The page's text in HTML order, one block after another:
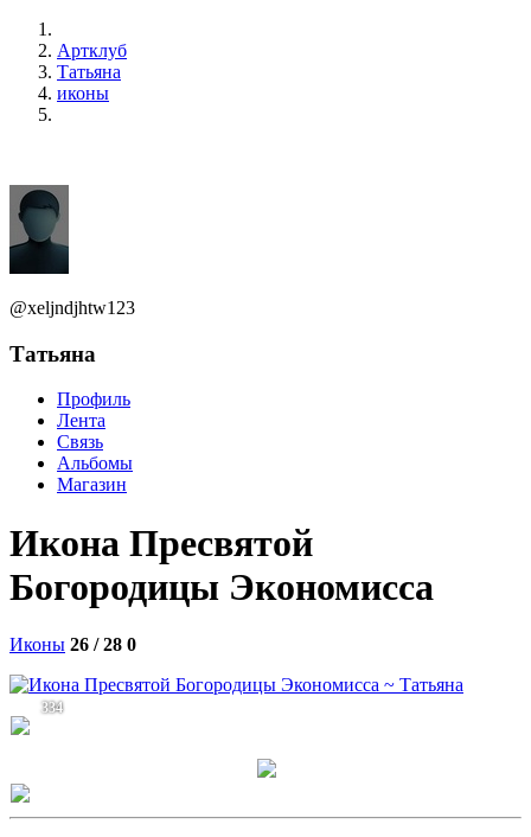
Артклуб
Татьяна
иконы
@xeljndjhtw123
Татьяна
Профиль
Лента
Связь
Альбомы
Магазин
Икона Пресвятой
Богородицы Экономисса
Иконы 26 / 28 0
334